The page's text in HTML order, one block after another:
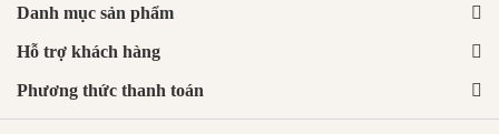
Danh mục sản phẩm
Hỗ trợ khách hàng
Phương thức thanh toán